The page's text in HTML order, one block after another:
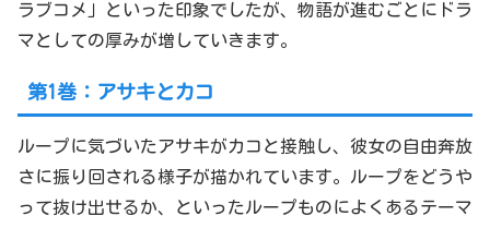
ラブコメ」といった印象でしたが、物語が進むごとにドラ
マとしての厚みが増していきます。
第1巻：アサキとカコ
ループに気づいたアサキがカコと接触し、彼女の自由奔放
さに振り回される様子が描かれています。ループをどうや
って抜け出せるか、といったループものによくあるテーマ